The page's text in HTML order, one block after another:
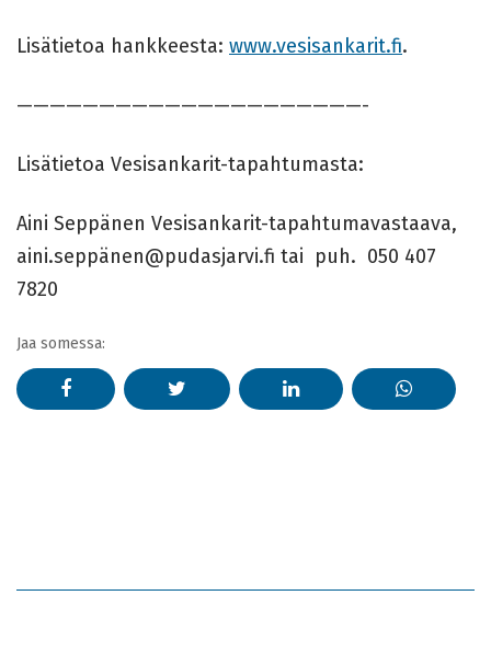
Lisätietoa hankkeesta: www.vesisankarit.fi.
—————————————————————-
Lisätietoa Vesisankarit-tapahtumasta:
Aini Seppänen Vesisankarit-tapahtumavastaava,
aini.seppänen@pudasjarvi.fi tai puh. 050 407
7820
Jaa somessa: